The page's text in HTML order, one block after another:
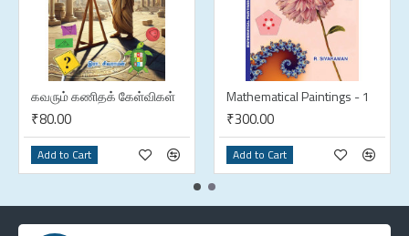
கவரும் கணிதக் கேள்விகள்
₹80.00
Add to Cart
Mathematical Paintings - 1
₹300.00
Add to Cart